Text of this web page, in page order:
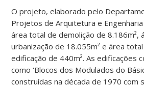
O projeto, elaborado pelo
Projetos de Arquitetura e
área total de demolição de 8.186m²,
urbanização de 18.055m² e área
edificação de 440m². As edificações
como ‘Blocos dos Modulados do
construídas na década de 1970 com